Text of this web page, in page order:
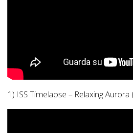
1) ISS Timelapse – Relaxing